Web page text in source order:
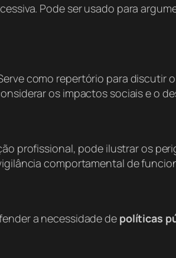
Pode ser usado para
como repertório para discutir
os impactos sociais e o
profissional, pode ilustrar os
comportamental de
a necessidade de políticas